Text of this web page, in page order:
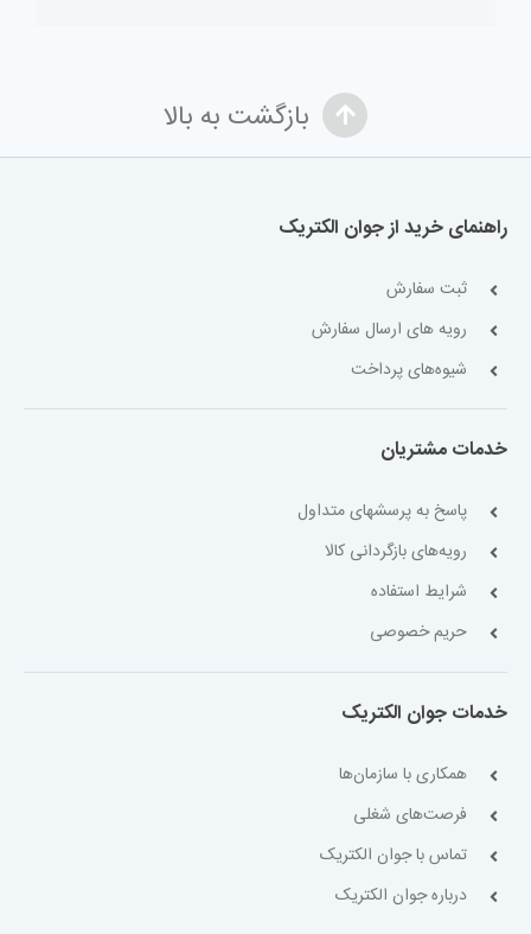
بازگشت به بالا
راهنمای خرید از جوان الکتریک
ثبت سفارش
رویه های ارسال سفارش
شیوه‌های پرداخت
خدمات مشتریان
پاسخ به پرسشهای متداول
رویه‌های بازگردانی کالا
شرایط استفاده
حریم خصوصی
خدمات جوان الکتریک
همکاری با سازمان‌ها
فرصت‌های شغلی
تماس با جوان الکتریک
درباره جوان الکتریک